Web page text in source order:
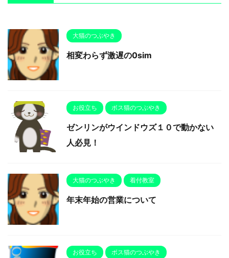
大猫のつぶやき
相変わらず激遅の0sim
お役立ち ボス猫のつぶやき
ゼンリンがウインドウズ１０で動かない
人必見！
大猫のつぶやき 着付教室
年末年始の営業について
お役立ち ボス猫のつぶやき